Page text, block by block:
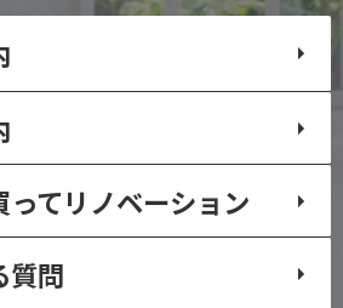
ってリノベーション
質問